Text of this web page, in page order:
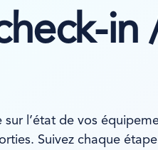
in
l’état de vos
Suivez chaque